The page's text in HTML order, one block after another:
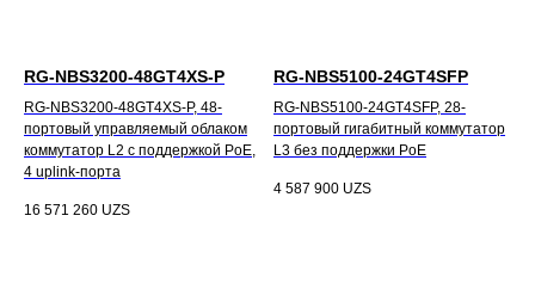
RG-NBS3200-48GT4XS-P
RG-NBS3200-48GT4XS-P, 48-
портовый управляемый облаком
коммутатор L2 с поддержкой PoE,
4 uplink-порта
16 571 260 UZS
RG-NBS5100-24GT4SFP
RG-NBS5100-24GT4SFP, 28-
портовый гигабитный коммутатор
L3 без поддержки PoE
4 587 900 UZS